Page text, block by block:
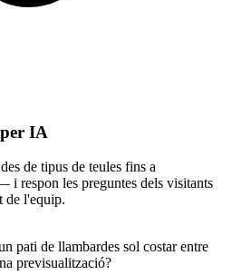
IA
de tipus de teules fins a
i respon les preguntes dels visitants
de l'equip.
pati de llambardes sol costar entre
previsualització?